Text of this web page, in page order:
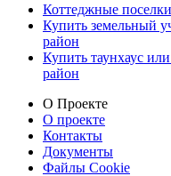
Коттеджные
Купить земельный
район
Купить таунхаус
район
О Проекте
О проекте
Контакты
Документы
Файлы Cookie